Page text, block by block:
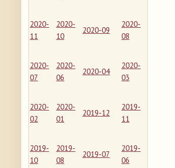
2020-
11
2020-
10
2020-09
2020-
08
2020-
07
2020-
06
2020-04
2020-
03
2020-
02
2020-
01
2019-12
2019-
11
2019-
10
2019-
08
2019-07
2019-
06